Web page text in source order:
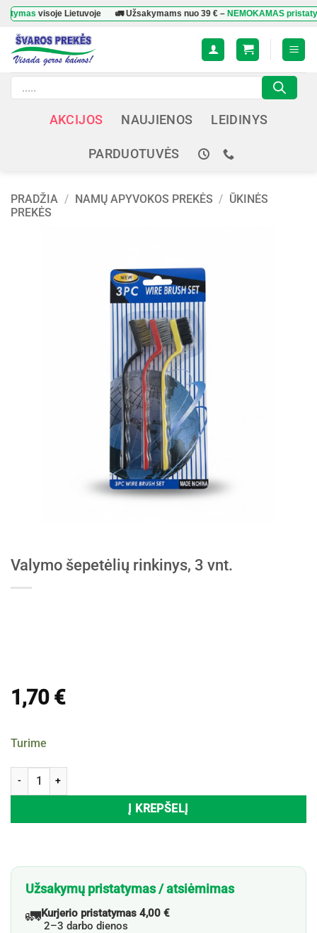
Skip
content
visoje Lietuvoje 🚛 Užsakymams nuo39 €–NEMOKAMAS pristatymas
Products
search
AKCIJOS NAUJIENOS LEIDINYS
PARDUOTUVĖS
PRADŽIA / NAMŲ APYVOKOS PREKĖS / ŪKINĖS
PREKĖS
Valymo šepetėlių rinkinys, 3 vnt.
1,70 €
Turime
produkto kiekis: Valymo šepetėlių rinkinys, 3 vnt.
Į KREPŠELĮ
Užsakymų pristatymas / atsiėmimas
🚛Kurjerio pristatymas 4,00 €
2–3 darbo dienos